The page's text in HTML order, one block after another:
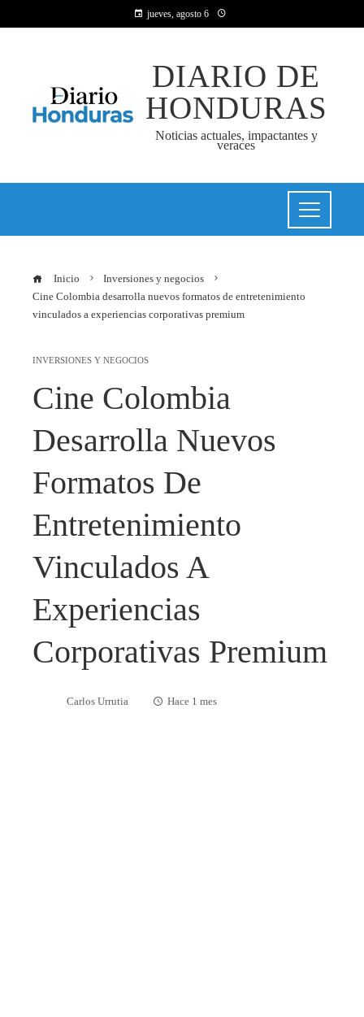
jueves, agosto 6
DIARIO DE
HONDURAS
Noticias actuales, impactantes y
veraces
Inicio
Inversiones y negocios
Cine Colombia desarrolla nuevos formatos de entretenimiento
vinculados a experiencias corporativas premium
INVERSIONES Y NEGOCIOS
Cine Colombia
Desarrolla Nuevos
Formatos De
Entretenimiento
Vinculados A
Experiencias
Corporativas Premium
Carlos Urrutia Hace 1 mes